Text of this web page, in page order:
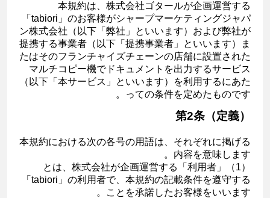
本規約は、株式会社ゴタールが企画運営する
「tabiori」のお客様がシャープマーケティングジャパ
ン株式会社（以下「弊社」といいます）および弊社が
提携する事業者（以下「提携事業者」といいます）ま
たはそのフランチャイズチェーンの店舗に設置された
マルチコピー機でドキュメントを出力するサービス
（以下「本サービス」といいます）を利用するにあた
っての条件を定めたものです。
第2条（定義）
本規約における次の各号の用語は、それぞれに掲げる
内容を意味します。
（1）「利用者」とは、株式会社が企画運営する
「tabiori」の利用者で、本規約の記載条件を遵守する
ことを承諾したお客様をいいます。